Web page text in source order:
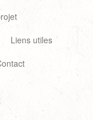
Liens utiles